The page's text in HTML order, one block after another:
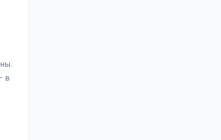
в